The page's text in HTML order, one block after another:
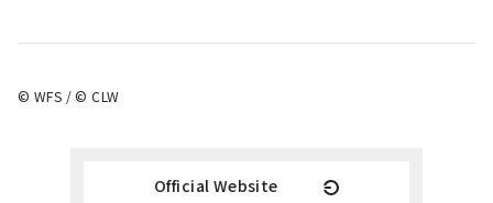
©️ WFS / ©️ CLW
Official Website